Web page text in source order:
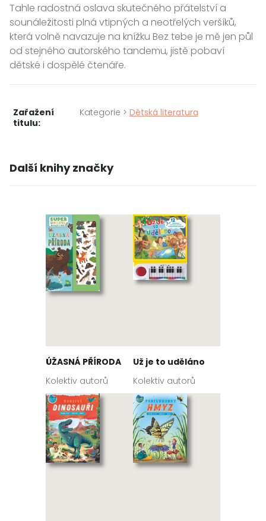
Tahle radostná oslava skutečného přátelství a
sounáležitosti plná vtipných a neotřelých veršíků,
která volně navazuje na knížku Bez tebe je mě jen půl
od stejného autorského tandemu, jistě pobaví
dětské i dospělé čtenáře.
Zařažení
titulu:
Kategorie > Dětská literatura
Další knihy značky
ÚŽASNÁ PŘÍRODA
Kolektiv autorů
Už je to uděláno
Kolektiv autorů